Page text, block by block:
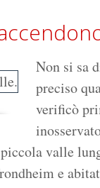
Non si sa
preciso
verificò
valle
e